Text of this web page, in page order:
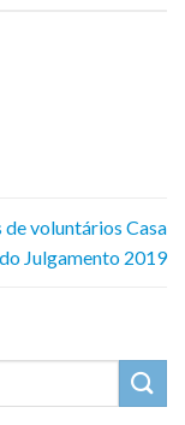
de voluntários Casa
do Julgamento 2019